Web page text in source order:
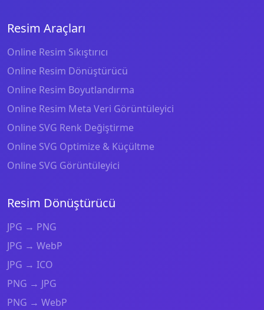
Resim Araçları
Online Resim Sıkıştırıcı
Online Resim Dönüştürücü
Online Resim Boyutlandırma
Online Resim Meta Veri Görüntüleyici
Online SVG Renk Değiştirme
Online SVG Optimize & Küçültme
Online SVG Görüntüleyici
Resim Dönüştürücü
JPG → PNG
JPG → WebP
JPG → ICO
PNG → JPG
PNG → WebP